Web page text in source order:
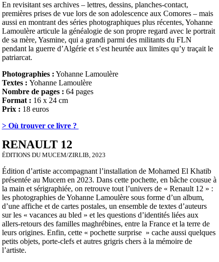
En revisitant ses archives – lettres, dessins, planches-contact,
premières prises de vue lors de son adolescence aux Comores – mais
aussi en montrant des séries photographiques plus récentes, Yohanne
Lamoulère articule la généalogie de son propre regard avec le portrait
de sa mère, Yasmine, qui a grandi parmi des militants du FLN
pendant la guerre d’Algérie et s’est heurtée aux limites qu’y traçait le
patriarcat.
Photographies : Yohanne Lamoulère
Textes : Yohanne Lamoulère
Nombre de pages : 64 pages
Format : 16 x 24 cm
Prix : 18 euros
> Où trouver ce livre ?
RENAULT 12
ÉDITIONS DU MUCEM/ZIRLIB, 2023
Édition d’artiste accompagnant l’installation de Mohamed El Khatib
présentée au Mucem en 2023. Dans cette pochette, en bâche cousue à
la main et sérigraphiée, on retrouve tout l’univers de « Renault 12 » :
les photographies de Yohanne Lamoulère sous forme d’un album,
d’une affiche et de cartes postales, un ensemble de textes d’auteurs
sur les « vacances au bled » et les questions d’identités liées aux
allers-retours des familles maghrébines, entre la France et la terre de
leurs origines. Enfin, cette « pochette surprise » cache aussi quelques
petits objets, porte-clefs et autres grigris chers à la mémoire de
l’artiste.